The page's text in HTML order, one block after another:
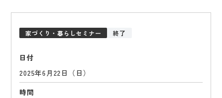
家づくり・暮らしセミナー 終了
日付
2025年6月22日（日）
時間